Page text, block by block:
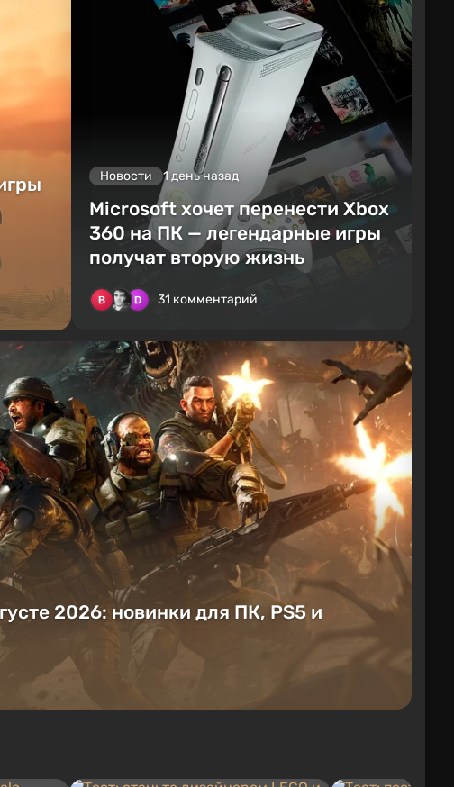
Новости 1 день назад
Microsoft хочет перенести Xbox
360 на ПК — легендарные игры
получат вторую жизнь
31 комментарий
2026: новинки для ПК, PS5 и